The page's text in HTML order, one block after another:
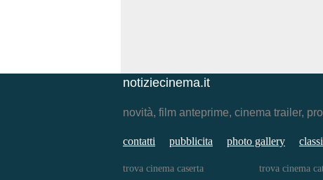
notiziecinema.it
novità, film anteprime, cinema trailer,
contatti pubblicita photo gallery
trova cinema caserta trova cinema